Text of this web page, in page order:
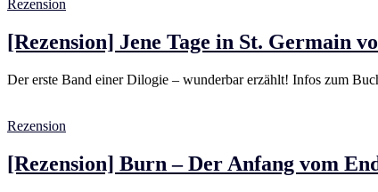
Rezension
[Rezension] Jene Tage in St. Germain
Der erste Band einer Dilogie – wunderbar erzählt! Infos zum
Rezension
[Rezension] Burn – Der Anfang vom